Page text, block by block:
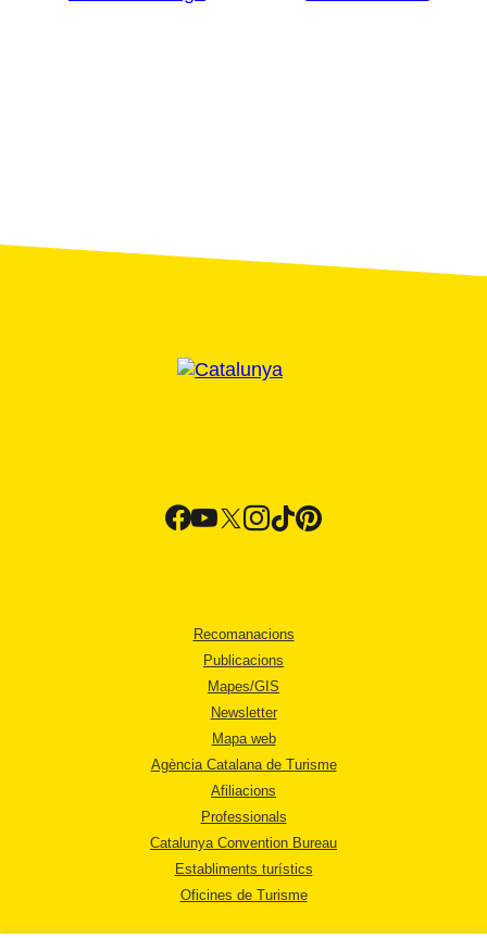
Recomanacions
Publicacions
Mapes/GIS
Newsletter
Mapa web
Agència Catalana de Turisme
Afiliacions
Professionals
Catalunya Convention Bureau
Establiments turístics
Oficines de Turisme